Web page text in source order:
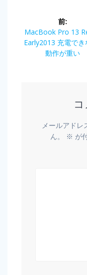
前:
MacBook Pro 13
Early2013 充電で
動作が重い
メールアドレ
ん。
※ が